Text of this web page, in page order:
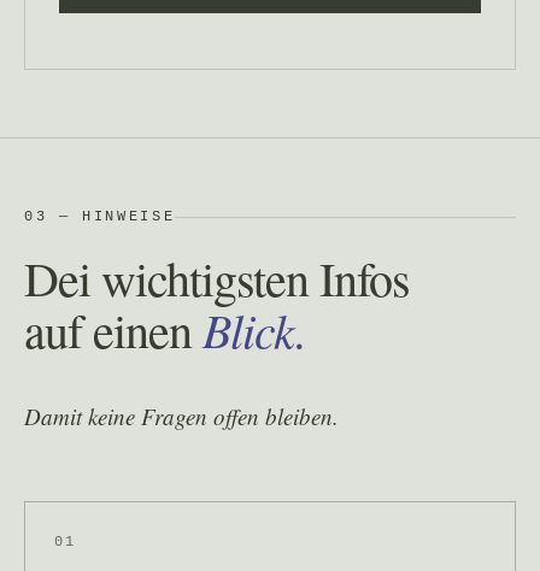
03 — HINWEISE
Dei wichtigsten Infos
auf einenBlick.
Damit keine Fragen offen bleiben.
01